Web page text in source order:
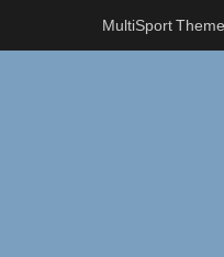
MultiSport Theme